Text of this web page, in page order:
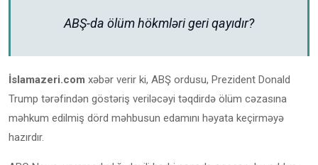
ABŞ-da ölüm hökmləri geri qayıdır?
İslamazeri.com xəbər verir ki, ABŞ ordusu, Prezident Donald
Trump tərəfindən göstəriş veriləcəyi təqdirdə ölüm cəzasına
məhkum edilmiş dörd məhbusun edamını həyata keçirməyə
hazırdır.